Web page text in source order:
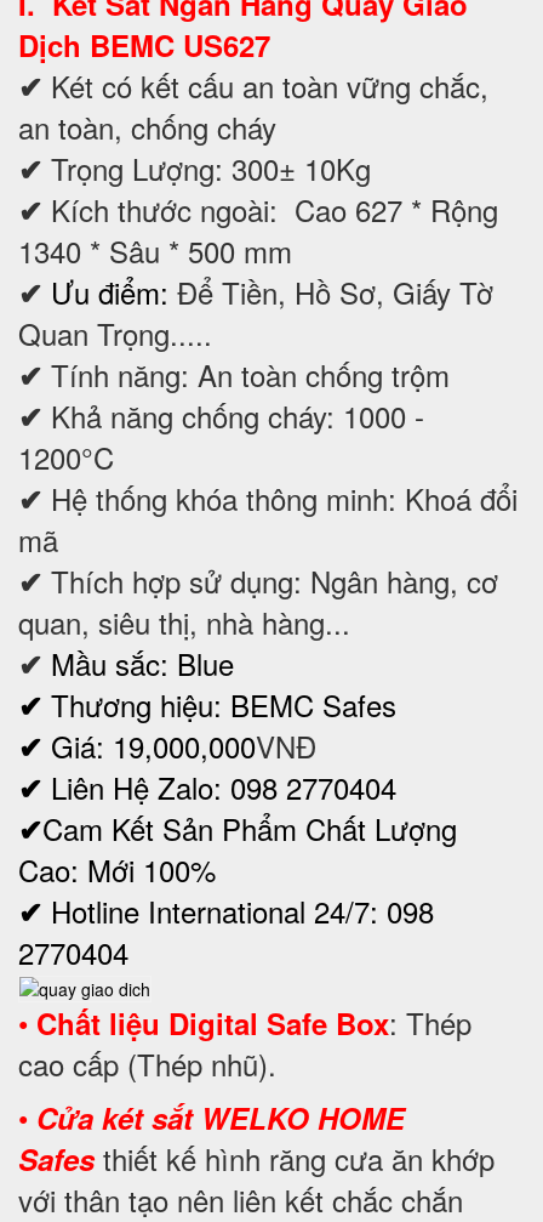
Dịch BEMC US627
✔ Két có kết cấu an toàn vững chắc,
an toàn, chống cháy
✔ Trọng Lượng: 300± 10Kg
✔ Kích thước ngoài: Cao 627 * Rộng
1340 * Sâu * 500 mm
✔ Ưu điểm: Để Tiền, Hồ Sơ, Giấy Tờ
Quan Trọng.....
✔ Tính năng: An toàn chống trộm
✔ Khả năng chống cháy: 1000 -
1200°C
✔ Hệ thống khóa thông minh: Khoá đổi
mã
✔ Thích hợp sử dụng: Ngân hàng, cơ
quan, siêu thị, nhà hàng...
✔ Mầu sắc: Blue
✔ Thương hiệu: BEMC Safes
✔ Giá: 19,000,000VNĐ
✔ Liên Hệ Zalo: 098 2770404
✔Cam Kết Sản Phẩm Chất Lượng
Cao: Mới 100%
✔ Hotline International 24/7: 098
2770404
• Chất liệu Digital Safe Box: Thép
cao cấp (Thép nhũ).
• Cửa két sắt WELKO HOME
Safesthiết kế hình răng cưa ăn khớp
với thân tạo nên liên kết chắc chắn